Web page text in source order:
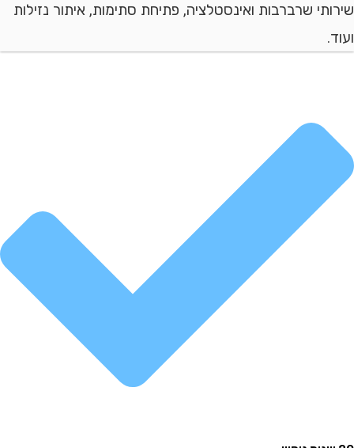
שרברבות ואינסטלציה, פתיחת סתימות, איתור נזילות